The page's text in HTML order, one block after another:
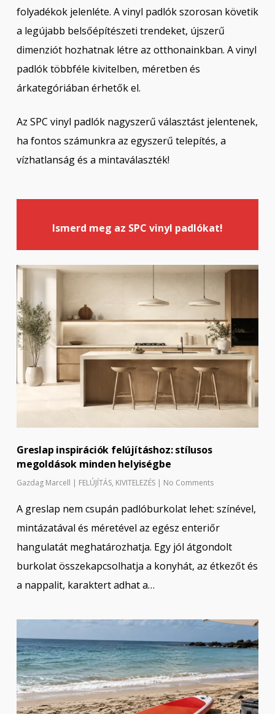
folyadékok jelenléte. A vinyl padlók szorosan követik
a legújabb belsőépítészeti trendeket, újszerű
dimenziót hozhatnak létre az otthonainkban. A vinyl
padlók többféle kivitelben, méretben és
árkategóriában érhetők el.
Az SPC vinyl padlók nagyszerű választást jelentenek,
ha fontos számunkra az egyszerű telepítés, a
vízhatlanság és a mintaválaszték!
Ismerd meg az SPC vinyl padlókat!
Greslap inspirációk felújításhoz: stílusos
megoldások minden helyiségbe
Gazdag Marcell | FELÚJÍTÁS, KIVITELEZÉS | No Comments
A greslap nem csupán padlóburkolat lehet: színével,
mintázatával és méretével az egész enteriőr
hangulatát meghatározhatja. Egy jól átgondolt
burkolat összekapcsolhatja a konyhát, az étkezőt és
a nappalit, karaktert adhat a…